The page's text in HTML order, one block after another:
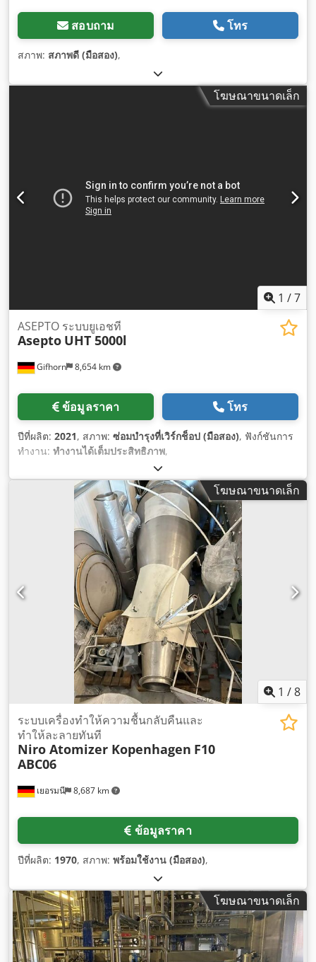
สอบถาม โทร
สภาพ: สภาพดี (มือสอง),
โฆษณาขนาดเล็ก
1 /7
Gifhorn 8,654 km
ASEPTO ระบบยูเอชที
Asepto UHT 5000l
ข้อมูลราคา โทร
ปีที่ผลิต: 2021, สภาพ: ซ่อมบำรุงที่เวิร์กช็อป (มือสอง), ฟังก์ชันการ
ทำงาน: ทำงานได้เต็มประสิทธิภาพ,
โฆษณาขนาดเล็ก
1 /8
เยอรมนี 8,687 km
ระบบเครื่องทำให้ความชื้นกลับคืนและ
ทำให้ละลายทันที
Niro Atomizer Kopenhagen F10
ABC06
ข้อมูลราคา
ปีที่ผลิต: 1970, สภาพ: พร้อมใช้งาน (มือสอง),
โฆษณาขนาดเล็ก